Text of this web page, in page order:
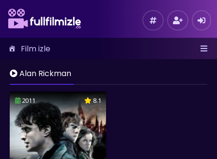
Film izle
Alan Rickman
2011 8.1